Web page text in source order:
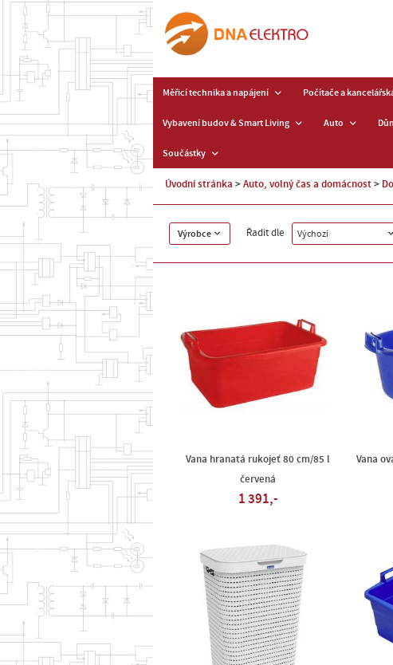
Měřicí technika a napájení Počítače a
Vybavení budov & Smart Living Auto
Součástky
Úvodní stránka Auto, volný čas a domácnost
Výrobce Řadit dle Výchozí
Vana hranatá rukojeť 80 cm/85 l
červená
1 391,-
Vana